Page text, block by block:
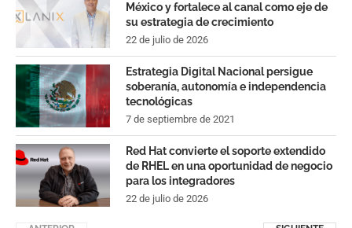
México y fortalece al canal como eje de
su estrategia de crecimiento
22 de julio de 2026
Estrategia Digital Nacional persigue
soberanía, autonomía e independencia
tecnológicas
7 de septiembre de 2021
Red Hat convierte el soporte extendido
de RHEL en una oportunidad de negocio
para los integradores
22 de julio de 2026